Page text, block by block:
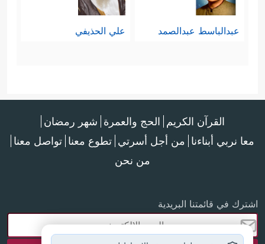
عبدالباسط عبدالصمد علي الحذيفي
القرآن الكريم الحج والعمرة شهر رمضان
معا نربي أبناءنا من أجل أسرتي تطوع معنا تواصل معنا
من نحن
اشترك في قائمتنا البريدية